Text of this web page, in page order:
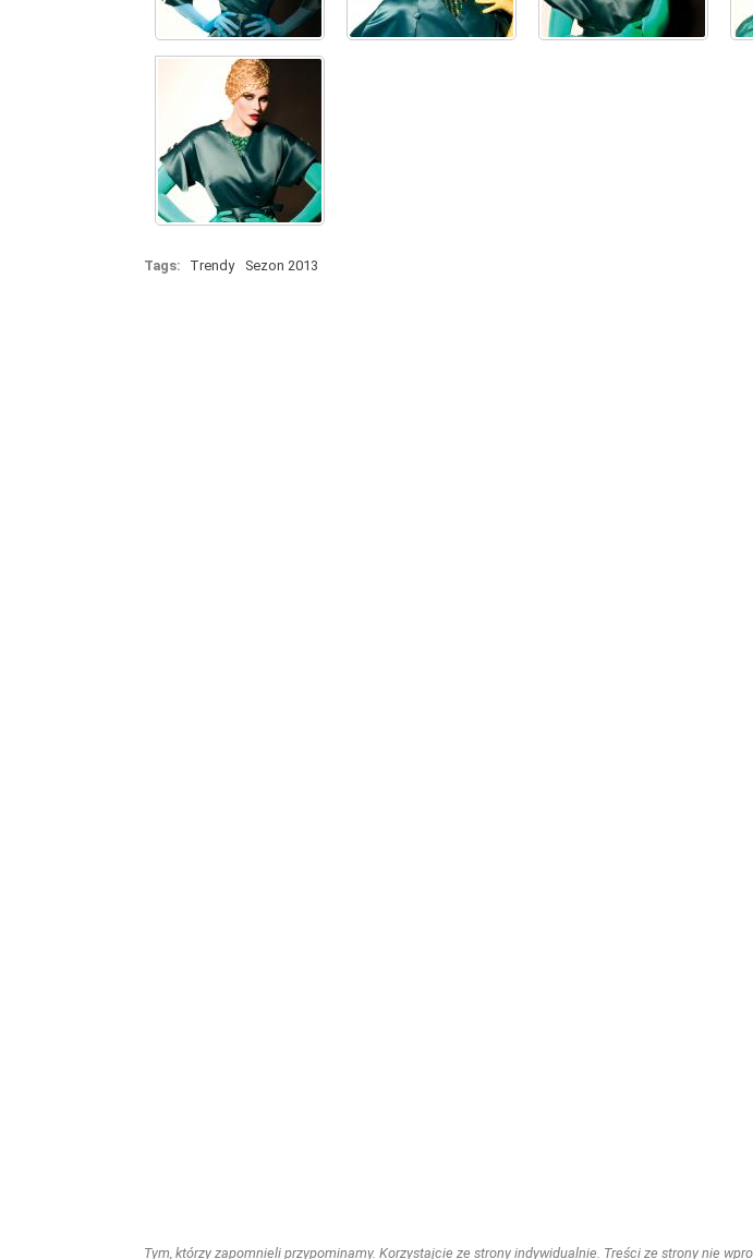
Tags: Trendy Sezon 2013
Tym, którzy zapomnieli przypominamy. Korzystajcie ze strony indywidualnie. Treści ze strony nie